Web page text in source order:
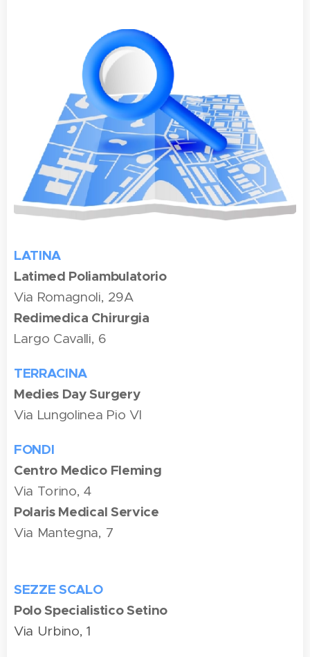
LATINA
Latimed Poliambulatorio
Via Romagnoli, 29A
Redimedica Chirurgia
Largo Cavalli, 6
TERRACINA
Medies Day Surgery
Via Lungolinea Pio VI
FONDI
Centro Medico Fleming
Via Torino, 4
Polaris Medical Service
Via Mantegna, 7
SEZZE SCALO
Polo Specialistico Setino
Via Urbino, 1